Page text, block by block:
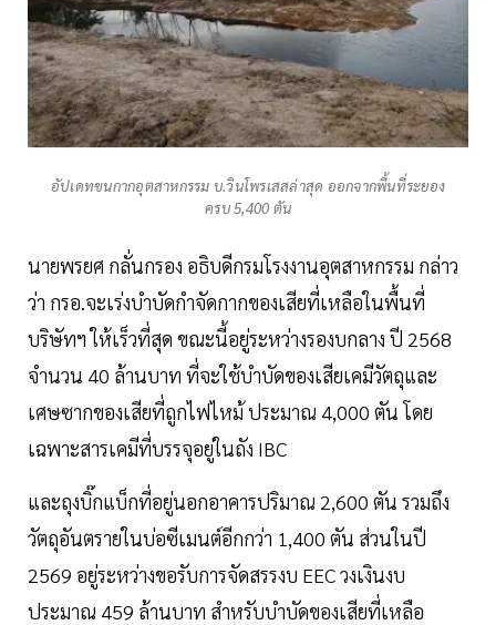
อัปเดทขนกากอุตสาหกรรม บ.วินโพรเสสล่าสุด ออกจากพื้นที่ระยอง
ครบ 5,400 ตัน
นายพรยศ กลั่นกรอง อธิบดีกรมโรงงานอุตสาหกรรม กล่าว
ว่า กรอ.จะเร่งบำบัดกำจัดกากของเสียที่เหลือในพื้นที่
บริษัทฯ ให้เร็วที่สุด ขณะนี้อยู่ระหว่างรองบกลาง ปี 2568
จำนวน 40 ล้านบาท ที่จะใช้บำบัดของเสียเคมีวัตถุและ
เศษซากของเสียที่ถูกไฟไหม้ ประมาณ 4,000 ตัน โดย
เฉพาะสารเคมีที่บรรจุอยู่ในถัง IBC
และถุงบิ๊กแบ็กที่อยู่นอกอาคารปริมาณ 2,600 ตัน รวมถึง
วัตถุอันตรายในบ่อซีเมนต์อีกกว่า 1,400 ตัน ส่วนในปี
2569 อยู่ระหว่างขอรับการจัดสรรงบ EEC วงเงินงบ
ประมาณ 459 ล้านบาท สำหรับบำบัดของเสียที่เหลือ